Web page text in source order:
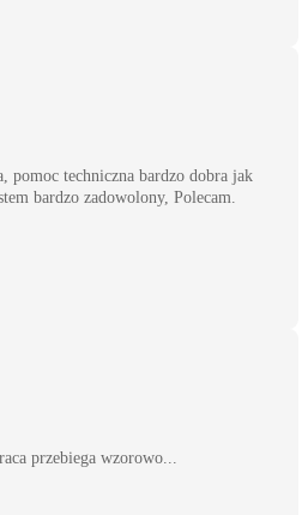
pomoc techniczna bardzo dobra jak
bardzo zadowolony, Polecam.
przebiega wzorowo...